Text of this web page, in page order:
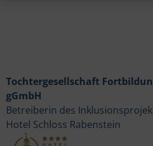
Tochtergesellschaft
gGmbH
Betreiberin des
Hotel Schloss Rabenstein